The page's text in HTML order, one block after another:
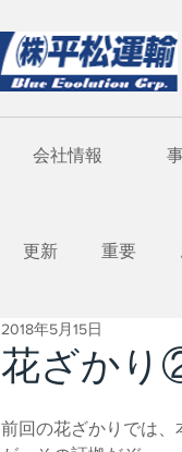
会社情報
更新 重要
花ざか
2018年5月15日
前回の花ざかりでは